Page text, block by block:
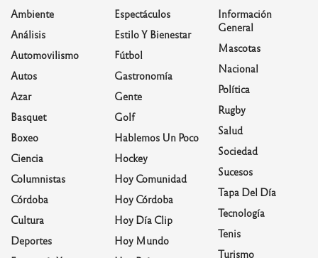
Ambiente
Análisis
Automovilismo
Autos
Azar
Basquet
Boxeo
Ciencia
Columnistas
Córdoba
Cultura
Deportes
Espectáculos
Estilo Y Bienestar
Fútbol
Gastronomía
Gente
Golf
Hablemos Un Poco
Hockey
Hoy Comunidad
Hoy Córdoba
Hoy Día Clip
Hoy Mundo
Información
General
Mascotas
Nacional
Política
Rugby
Salud
Sociedad
Sucesos
Tapa Del Día
Tecnología
Tenis
Turismo